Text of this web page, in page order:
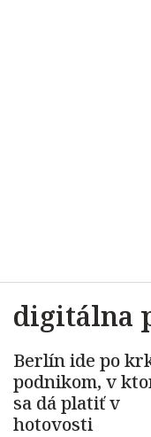
digitálna
Berlín ide po
podnikom, v
sa dá platiť v
hotovosti